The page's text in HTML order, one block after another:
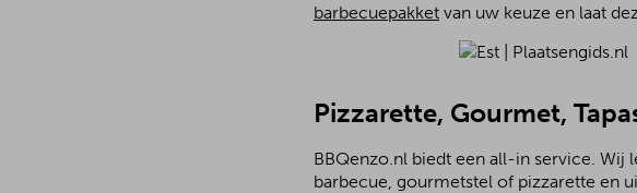
barbecuepakket van uw keuze en laat
Pizzarette, Gourmet,
BBQenzo.nl biedt een all-in service. Wij
barbecue, gourmetstel of pizzarette en